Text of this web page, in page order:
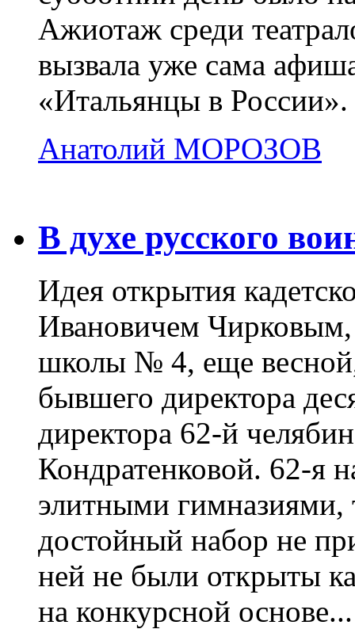
Ажиотаж среди
вызвала уже сама
«Итальянцы в России».
Анатолий МОРОЗОВ
В духе русского
Идея открытия
Ивановичем
школы № 4, еще весной,
бывшего директора
директора 62-й
Кондратенковой. 62-я
элитными гимназиями,
достойный набор не
ней не были открыты
на конкурсной основе...